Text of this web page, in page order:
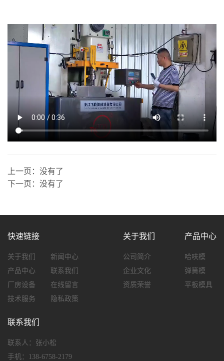
上一页： 没有了
下一页： 没有了
快速链接
关于我们
产品中心
厂房设备
技术服务
新闻中心
联系我们
在线留言
隐私政策
关于我们
公司简介
企业文化
资质荣誉
产品中心
哈呋模
弹簧模
平板模具
联系我们
联系人：张小松
手机：138-6758-2179